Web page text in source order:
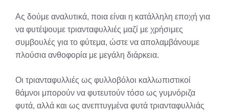
Ας δούμε αναλυτικά, ποια είναι η κατάλληλη εποχή για
να φυτέψουμε τριανταφυλλιές μαζί με χρήσιμες
συμβουλές για το φύτεμα, ώστε να απολαμβάνουμε
πλούσια ανθοφορία με μεγάλη διάρκεια.
Οι τριανταφυλλιές ως φυλλοβόλοι καλλωπιστικοί
θάμνοι μπορούν να φυτευτούν τόσο ως γυμνόριζα
φυτά, αλλά και ως ανεπτυγμένα φυτά τριανταφυλλιάς